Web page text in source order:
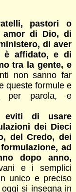
pastori o
amor di Dio, di
di aver
è affidato, e di
tra la gente, e
non sanno far
queste formule e
per parola, e
eviti di usare
dei Dieci
del Credo, dei
ad
dopo anno,
e i semplici
unico e preciso
si insegna in